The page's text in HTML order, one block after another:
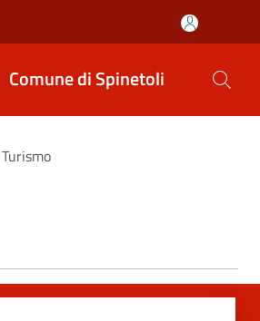
Comune di Spinetoli
Turismo